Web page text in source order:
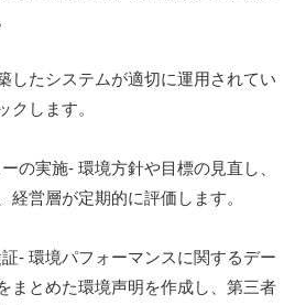
したシステムが適切に運用されてい
クします。
の実施- 環境方針や目標の見直し、
経営層が定期的に評価します。
- 環境パフォーマンスに関するデー
まとめた環境声明を作成し、第三者